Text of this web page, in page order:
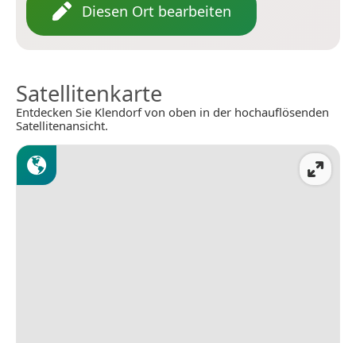
Diesen Ort bearbeiten
Satellitenkarte
Entdecken Sie Klendorf von oben in der hochauflösenden
Satellitenansicht.